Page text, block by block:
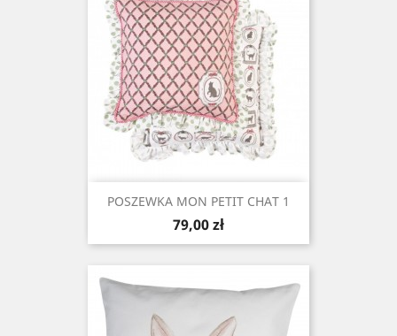
POSZEWKA MON PETIT CHAT 1
Cena
79,00 zł